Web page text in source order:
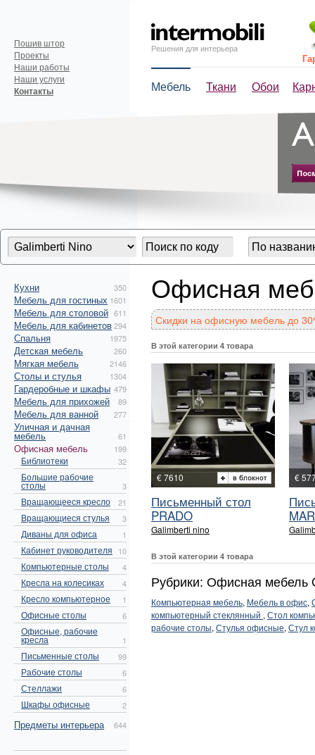
Решения для интерьера
Мебель Ткани Обои
Пошив штор
Проекты
Наши работы
Наши услуги
Контакты
Кухни 350
Мебель для гостиных 1601
Мебель для столовой 611
Мебель для кабинетов294
Спальня 1975
Детская мебель 260
Мягкая мебель 2146
Столы и стулья 1304
Гардеробные и шкафы 479
Мебель для прихожей 89
Мебель для ванной 277
Уличная и дачная
мебель 61
Офисная мебель 199
Библиотеки 32
Большие рабочие
столы 3
Вращающееся кресло 21
Вращающиеся стулья 3
Диваны для офиса 1
Кабинет руководителя 10
Компьютерные столы 4
Кресла на колесиках 4
Кресло компьютерное 1
Офисные столы 6
Офисные, рабочие
кресла 1
Письменные столы 99
Рабочие столы 6
Стеллажи 6
Шкафы офисные 2
Предметы интерьера 644
Офисная
Скидки на офисную мебель до
В этой категории 4 товара
€ 7610
Письменный стол
PRADO
Galimberti nino
€
В этой категории 4 товара
Рубрики: Офисная мебель
Компьютерная мебель, Мебель в офис,
компьютерный стеклянный , Стол
рабочие столы, Стулья офисные, Стул